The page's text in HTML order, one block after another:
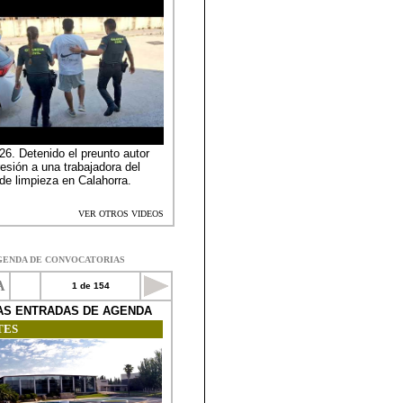
DE CONVOCATORIAS